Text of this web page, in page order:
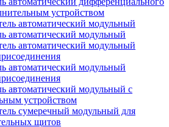
устройством
автоматический модульный
автоматический модульный
автоматический модульный с
устройством